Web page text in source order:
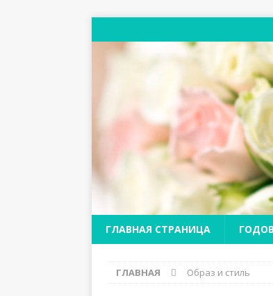
ГЛАВНАЯ СТРАНИЦА
ГЛАВНАЯ Образ и стиль